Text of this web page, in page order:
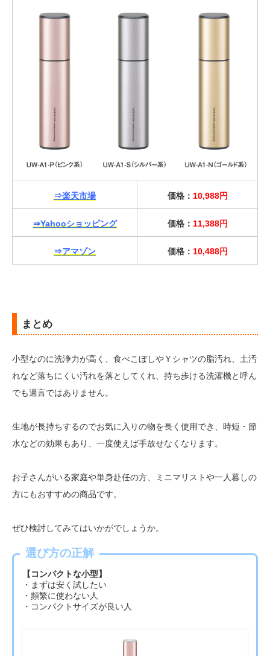
⇒楽天市場 価格： 10,988円
⇒Yahooショッピング 価格： 11,388円
⇒アマゾン 価格： 10,488円
まとめ
小型なのに洗浄力が高く、食べこぼしやＹシャツの脂汚れ、土汚
れなど落ちにくい汚れを落としてくれ、持ち歩ける洗濯機と呼ん
でも過言ではありません。
生地が長持ちするのでお気に入りの物を長く使用でき、時短・節
水などの効果もあり、一度使えば手放せなくなります。
お子さんがいる家庭や単身赴任の方、ミニマリストや一人暮しの
方にもおすすめの商品です。
ぜひ検討してみてはいかがでしょうか。
選び方の正解
【コンパクトな小型】
・まずは安く試したい
・頻繁に使わない人
・コンパクトサイズが良い人